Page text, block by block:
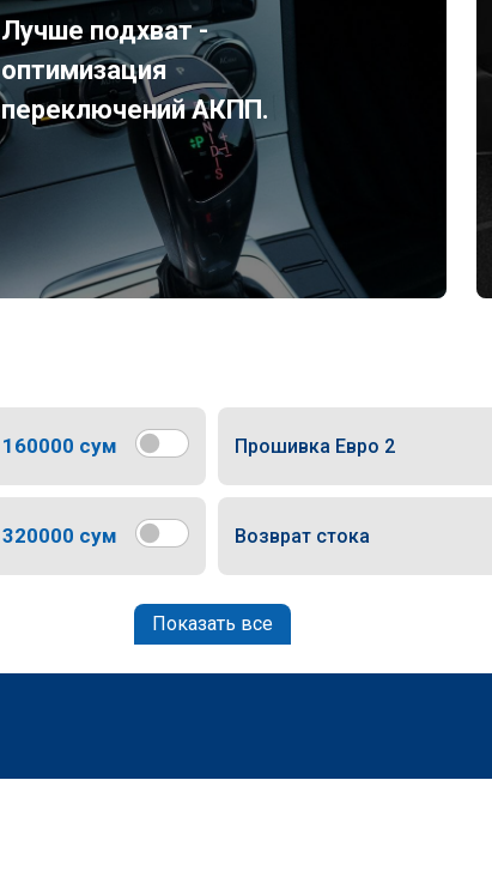
Лучше подхват -
оптимизация
переключений АКПП.
160000 сум Прошивка Евро 2
320000 сум Возврат стока
Показать все